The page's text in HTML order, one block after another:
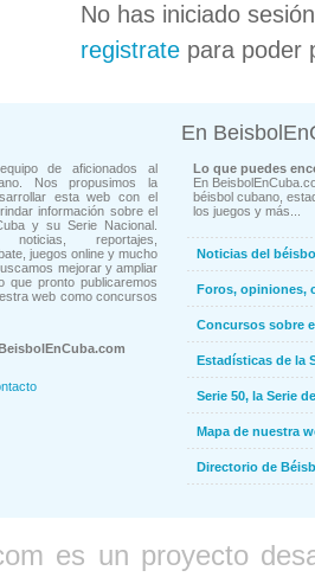
No has iniciado
registrate para poder
de aficionados al
Nos propusimos la
esta web con el
información sobre el
y su Serie Nacional.
noticias, reportajes,
juegos online y mucho
mejorar y ampliar
que pronto publicaremos
web como concursos
En
Lo que puedes
En
béisbol cubano,
los juegos y más...
Noticias del
Foros, opiniones,
Concursos sobre
Estadísticas de la
Serie 50, la Serie
Mapa de nuestra
Directorio de
es un proyecto